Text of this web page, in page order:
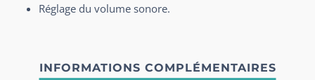
Réglage du volume sonore.